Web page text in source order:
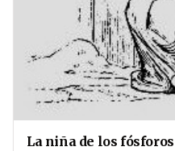
La niña de los fósforos